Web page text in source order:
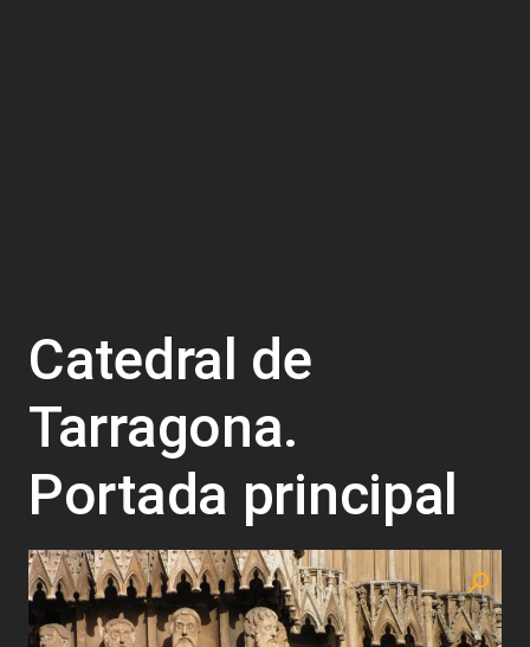
Catedral de
Tarragona.
Portada principal